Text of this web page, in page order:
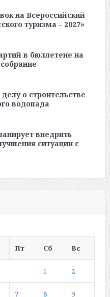
на Всероссийский
туризма – 2027»
в бюллетене на
о строительстве
водопада
внедрить
ситуации с
Пт Сб Вс
1 2
7 8 9